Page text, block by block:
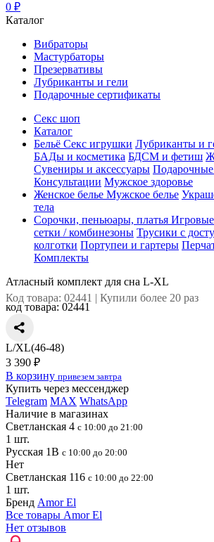
0 ₽
Каталог
Вибраторы
Мастурбаторы
Презервативы
Лубриканты и гели
Подарочные сертификаты
Секс шоп
Каталог
Бельё Секс игрушки Лубриканты и
БАДы и косметика БДСМ и фетиш
Сувениры и аксессуары
Консультации Мужское здоровье
Женское белье Мужское белье
тела
Сорочки, пеньюары, платья
сетки / комбинезоны Трусики с
колготки Портупеи и гартеры
Комплекты
Атласный комплект для сна L-XL
Код товара: 02441 | Купили более 20 раз
код товара: 02441
L/XL(46-48)
3 390 ₽
В корзину привезем завтра
Купить через мессенджер
Telegram MAX WhatsApp
Наличие в магазинах
Светланская 4 с 10:00 до 21:00
1 шт.
Русская 1В с 10:00 до 20:00
Нет
Светланская 116 с 10:00 до 22:00
1 шт.
Бренд Amor El
Все товары Amor El
Нет отзывов